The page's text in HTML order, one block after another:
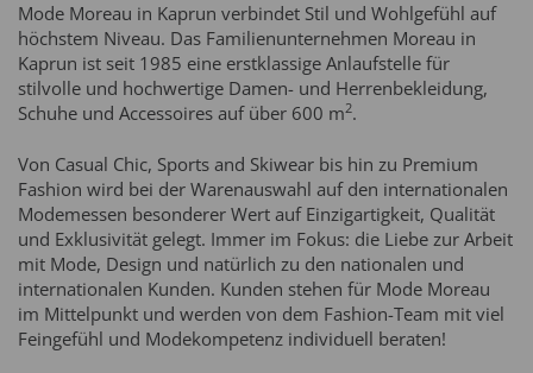
Mode Moreau in Kaprun verbindet Stil und Wohlgefühl auf
höchstem Niveau. Das Familienunternehmen Moreau in
Kaprun ist seit 1985 eine erstklassige Anlaufstelle für
stilvolle und hochwertige Damen- und Herrenbekleidung,
Schuhe und Accessoires auf über 600 m2.
Von Casual Chic, Sports and Skiwear bis hin zu Premium
Fashion wird bei der Warenauswahl auf den internationalen
Modemessen besonderer Wert auf Einzigartigkeit, Qualität
und Exklusivität gelegt. Immer im Fokus: die Liebe zur Arbeit
mit Mode, Design und natürlich zu den nationalen und
internationalen Kunden. Kunden stehen für Mode Moreau
im Mittelpunkt und werden von dem Fashion-Team mit viel
Feingefühl und Modekompetenz individuell beraten!